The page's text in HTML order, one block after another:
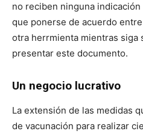
no reciben ninguna
que ponerse de acuerdo
otra herrmienta mientras siga
presentar este documento.
Un negocio lucrativo
La extensión de las medidas
de vacunación para realizar